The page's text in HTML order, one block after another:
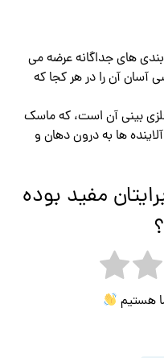
های جداگانه عرضه می
آسان آن را در هر کجا که
بینی آن است، که ماسک
ها به درون دهان و
مفید بوده
هستیم